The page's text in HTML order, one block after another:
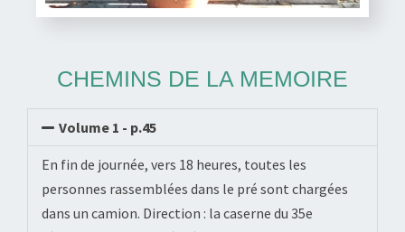
CHEMINS DE LA MEMOIRE
Volume 1 - p.45
En fin de journée, vers 18 heures, toutes les
personnes rassemblées dans le pré sont chargées
dans un camion. Direction : la caserne du 35e